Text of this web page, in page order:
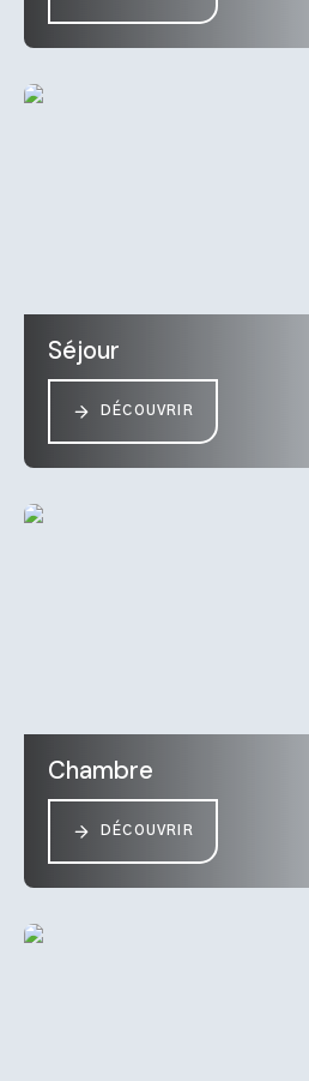
Séjour
DÉCOUVRIR
Chambre
DÉCOUVRIR